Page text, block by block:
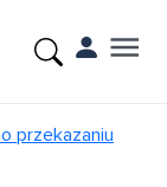
przekazaniu